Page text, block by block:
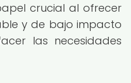
crucial al ofrecer
y de bajo impacto
las necesidades